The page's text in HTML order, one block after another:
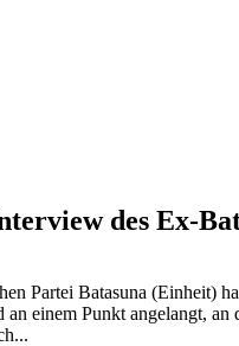
des Ex-
Partei Batasuna
einem Punkt angelangt,